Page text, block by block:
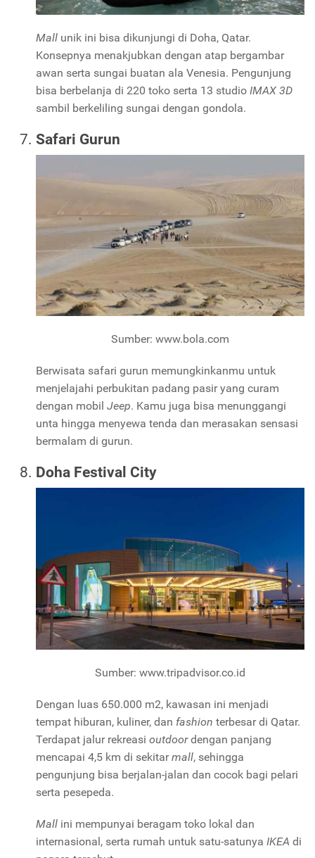
Mall unik ini bisa dikunjungi di Doha, Qatar.
Konsepnya menakjubkan dengan atap bergambar
awan serta sungai buatan ala Venesia. Pengunjung
bisa berbelanja di 220 toko serta 13 studio IMAX 3D
sambil berkeliling sungai dengan gondola.
Safari Gurun
Sumber: www.bola.com
Berwisata safari gurun memungkinkanmu untuk
menjelajahi perbukitan padang pasir yang curam
dengan mobil Jeep. Kamu juga bisa menunggangi
unta hingga menyewa tenda dan merasakan sensasi
bermalam di gurun.
Doha Festival City
Sumber: www.tripadvisor.co.id
Dengan luas 650.000 m2, kawasan ini menjadi
tempat hiburan, kuliner, dan fashion terbesar di Qatar.
Terdapat jalur rekreasi outdoordengan panjang
mencapai 4,5 km di sekitarmall, sehingga
pengunjung bisa berjalan-jalan dan cocok bagi pelari
serta pesepeda.
Mall ini mempunyai beragam toko lokal dan
internasional, serta rumah untuk satu-satunya IKEA di